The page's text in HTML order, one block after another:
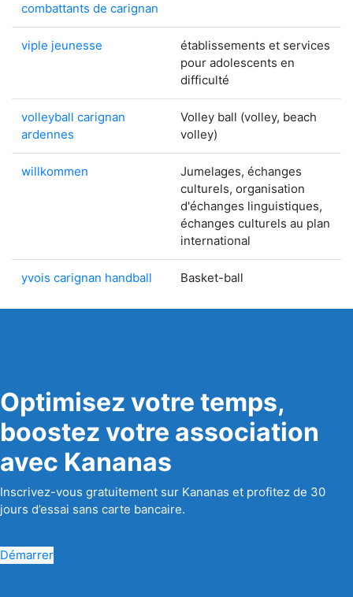
combattants de carignan
viple jeunesse
établissements et services
pour adolescents en
difficulté
volleyball carignan
ardennes
Volley ball (volley, beach
volley)
willkommen
Jumelages, échanges
culturels, organisation
d'échanges linguistiques,
échanges culturels au plan
international
yvois carignan handball Basket-ball
Optimisez votre temps,
boostez votre association
avec Kananas
Inscrivez-vous gratuitement sur Kananas et profitez de 30
jours d’essai sans carte bancaire.
Démarrer